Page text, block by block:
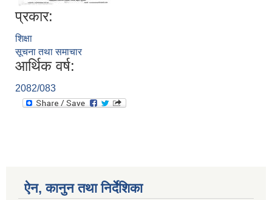
प्रकार:
शिक्षा
सूचना तथा समाचार
आर्थिक वर्ष:
2082/083
ऐन, कानुन तथा निर्देशिका